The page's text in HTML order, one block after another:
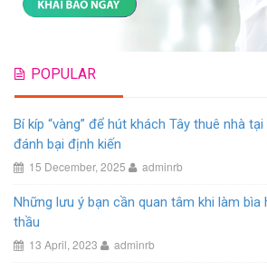
POPULAR
Bí kíp “vàng” để hút khách Tây thuê nhà
đánh bại định kiến
15 December, 2025 adminrb
Những lưu ý bạn cần quan tâm khi làm
thầu
13 April, 2023 adminrb